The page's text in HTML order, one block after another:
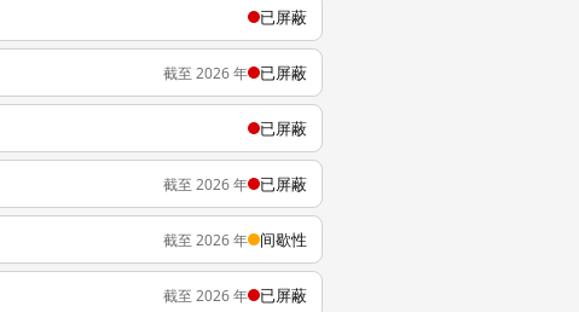
已屏蔽
截至 2026 年 已屏蔽
已屏蔽
截至 2026 年 已屏蔽
截至 2026 年 间歇性
截至 2026 年 已屏蔽